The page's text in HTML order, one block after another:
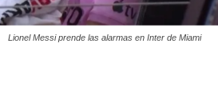
Lionel Messi prende las alarmas en Inter de Miami